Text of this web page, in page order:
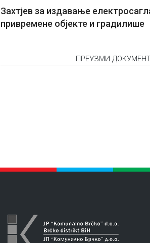
Захтјев за издавање
привремене објекте и градилише
ПРЕУЗМИ